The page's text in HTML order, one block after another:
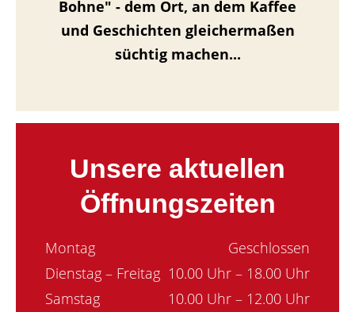
Bohne" - dem Ort, an dem Kaffee
und Geschichten gleichermaßen
süchtig machen...
Unsere aktuellen
Öffnungszeiten
Montag
Geschlossen
Dienstag – Freitag 10.00 Uhr – 18.00 Uhr
Samstag
10.00 Uhr – 12.00 Uhr